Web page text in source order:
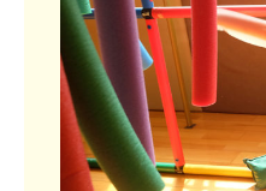
校園遊戲環境設置
大肌肉室
課室
禮堂
天台/校內遊樂場
遊戲設備及物資推介
靈活鬆散物資 (Loose Parts)
學校用品/循環再用系列
紙皮
光影系列
裝置或家俱 (Equipment
學校枱椅
工具(Tools)
最新消息
會員
會員登入
會員註冊